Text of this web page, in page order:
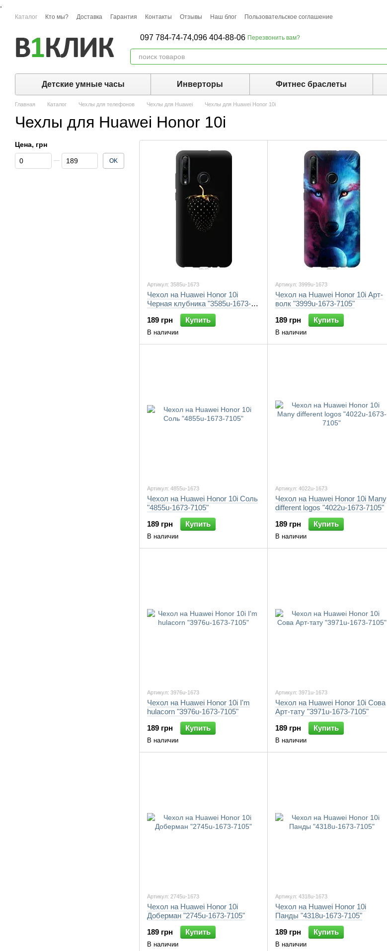
Перейти к основному контенту
Каталог Кто мы? Доставка Гарантия Контакты Отзывы Наш блог Пользовательское соглашение
097 784-74-74,096 404-88-06 Перезвонить вам?
Детские умные часы Инверторы Фитнес браслеты
Главная Каталог Чехлы для телефонов Чехлы для Huawei Чехлы для Huawei Honor 10i
Чехлы для Huawei Honor 10i
Артикул: 3585u-1673
Чехол на Huawei Honor 10i
Черная клубника "3585u-1673-
189 грн
Купить
В наличии
Артикул: 3999u-1673
Чехол на Huawei Honor 10i Арт-
волк "3999u-1673-7105"
189 грн
Купить
В наличии
Артикул: 4855u-1673
Чехол на Huawei Honor 10i Соль
"4855u-1673-7105"
189 грн
Купить
В наличии
Артикул: 4022u-1673
Чехол на Huawei Honor 10i Many
different logos "4022u-1673-7105"
189 грн
Купить
В наличии
Артикул: 3976u-1673
Чехол на Huawei Honor 10i I'm
hulacorn "3976u-1673-7105"
189 грн
Купить
В наличии
Артикул: 3971u-1673
Чехол на Huawei Honor 10i Сова
Арт-тату "3971u-1673-7105"
189 грн
Купить
В наличии
Артикул: 2745u-1673
Чехол на Huawei Honor 10i
Доберман "2745u-1673-7105"
189 грн
Купить
В наличии
Артикул: 4318u-1673
Чехол на Huawei Honor 10i
Панды "4318u-1673-7105"
189 грн
Купить
В наличии
Цена, грн
От Цена, грн
До Цена, грн OK